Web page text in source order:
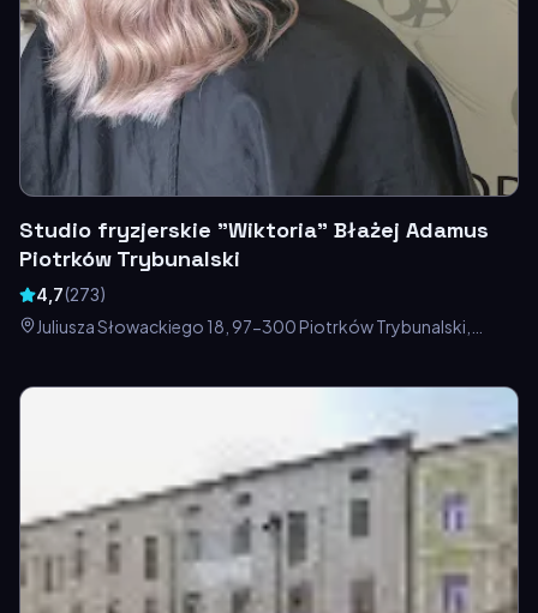
Studio fryzjerskie "Wiktoria" Błażej Adamus
Piotrków Trybunalski
4,7(273)
Juliusza Słowackiego 18, 97-300 Piotrków Trybunalski,